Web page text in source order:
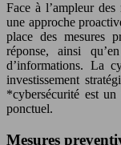
Face à l’ampleur des menaces cyber, les assureurs doivent adopter
une approche
place des mesures
réponse, ainsi
d’informations. La
investissement
*cybersécurité est
ponctuel.
Mesures